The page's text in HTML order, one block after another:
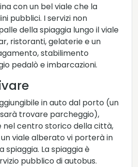
con un bel viale che la
pubblici. I servizi non
della spiaggia lungo il viale
ristoranti, gelaterie e un
stabilimento
pedalò e imbarcazioni.
in auto dal porto (un
trovare parcheggio),
nel centro storico della città,
viale alberato vi porterà in
spiaggia. La spiaggia è
pubblico di autobus.